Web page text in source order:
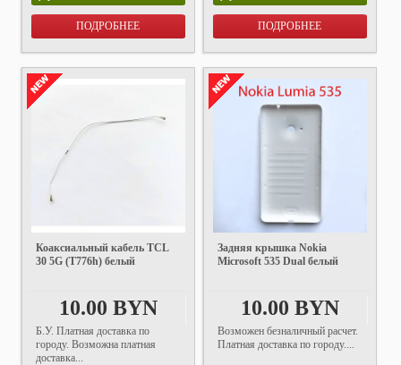
ПОДРОБНЕЕ ПОДРОБНЕЕ
Коаксиальный кабель TCL
30 5G (T776h) белый
10.00 BYN
Б.У. Платная доставка по
городу. Возможна платная
доставка...
Задняя крышка Nokia
Microsoft 535 Dual белый
10.00 BYN
Возможен безналичный расчет.
Платная доставка по городу....